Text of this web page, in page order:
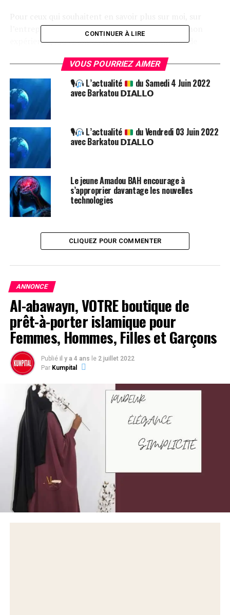
l’entreprise k-loumo, sur comment je travaille, mon
expérience, ma vision du freelance et du monde de
Contactez-moi sur WhatsApp au +33 628 13 56 61
Post Views: 3 630
ETIQUETTES
NE RATEZ PAS
Décryptage de l’actualité Guinéenne
Émission du Samedi 13 Août 2022.
CONTINUER À LIRE
VOUS POURRIEZ AIMER
🎙 L’actualité du Samedi 4 Juin 2022
avec Barkatou 𝗗𝗜𝗔𝗟𝗟𝗢
🎙 L’actualité du Vendredi 03 Juin 2022
avec Barkatou 𝗗𝗜𝗔𝗟𝗟𝗢
Le jeune Amadou BAH encourage à
s’approprier davantage les nouvelles
technologies
CLIQUEZ POUR COMMENTER
ANNONCE
Al-abawayn, VOTRE boutique de
prêt-à-porter islamique pour
Femmes, Hommes, Filles et Garçons
Publié il y a 4 ans le 2 juillet 2022
Par Kumpital